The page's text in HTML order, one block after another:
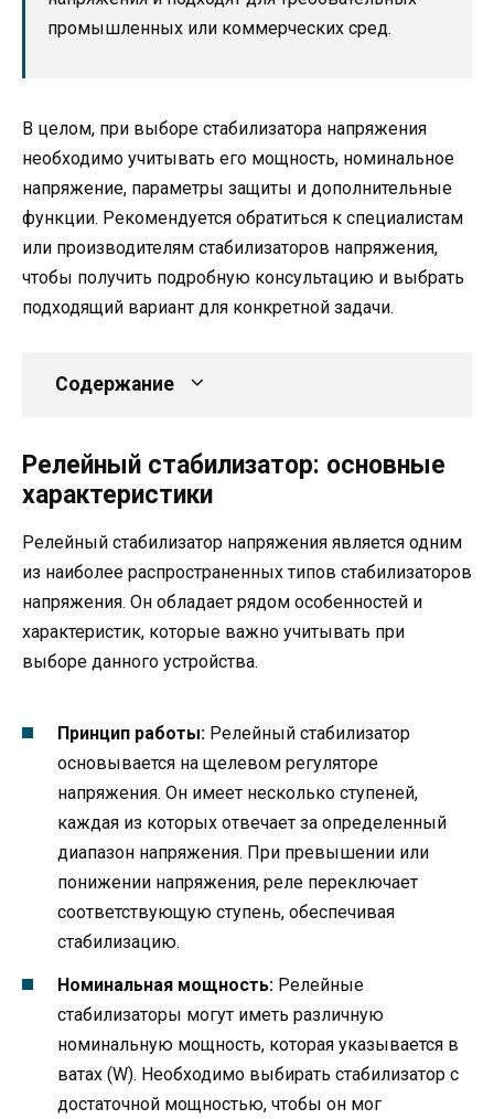
промышленных или коммерческих сред.
В целом, при выборе стабилизатора напряжения
необходимо учитывать его мощность, номинальное
напряжение, параметры защиты и дополнительные
функции. Рекомендуется обратиться к специалистам
или производителям стабилизаторов напряжения,
чтобы получить подробную консультацию и выбрать
подходящий вариант для конкретной задачи.
Содержание
Релейный стабилизатор: основные
характеристики
Релейный стабилизатор напряжения является одним
из наиболее распространенных типов стабилизаторов
напряжения. Он обладает рядом особенностей и
характеристик, которые важно учитывать при
выборе данного устройства.
Принцип работы: Релейный стабилизатор
основывается на щелевом регуляторе
напряжения. Он имеет несколько ступеней,
каждая из которых отвечает за определенный
диапазон напряжения. При превышении или
понижении напряжения, реле переключает
соответствующую ступень, обеспечивая
стабилизацию.
Номинальная мощность: Релейные
стабилизаторы могут иметь различную
номинальную мощность, которая указывается в
ватах (W). Необходимо выбирать стабилизатор с
достаточной мощностью, чтобы он мог